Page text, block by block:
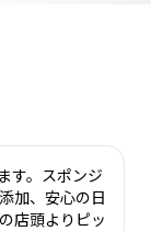
す。スポンジ
加、安心の日
店頭よりピッ